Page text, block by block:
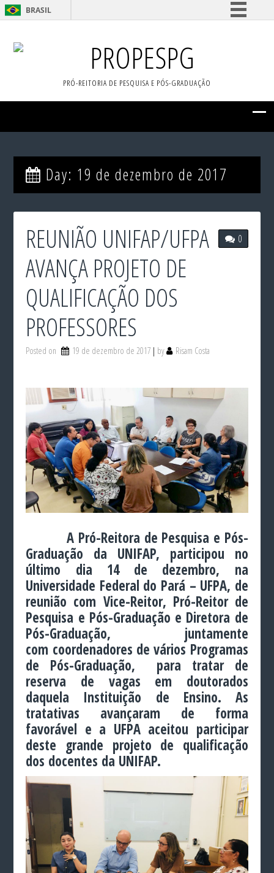
BRASIL
Comunica BR
Participe
Acesso à informação
PROPESPG
PRÓ-REITORIA DE PESQUISA E PÓS-GRADUAÇÃO
Day: 19 de dezembro de 2017
0
REUNIÃO UNIFAP/UFPA
AVANÇA PROJETO DE
QUALIFICAÇÃO DOS
PROFESSORES
Posted on 19 de dezembro de 2017 by Risam Costa
A Pró-Reitora de Pesquisa e Pós-
Graduação da UNIFAP, participou no
último dia 14 de dezembro, na
Universidade Federal do Pará – UFPA, de
reunião com Vice-Reitor, Pró-Reitor de
Pesquisa e Pós-Graduação e Diretora de
Pós-Graduação, juntamente
com coordenadores de vários Programas
de Pós-Graduação, para tratar de
reserva de vagas em doutorados
daquela Instituição de Ensino. As
tratativas avançaram de forma
favorável e a UFPA aceitou participar
deste grande projeto de qualificação
dos docentes da UNIFAP.